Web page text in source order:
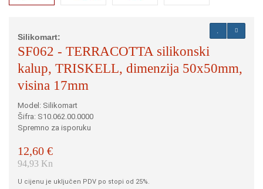
Silikomart:
SF062 - TERRACOTTA silikonski
kalup, TRISKELL, dimenzija 50x50mm,
visina 17mm
Model: Silikomart
Šifra: S10.062.00.0000
Spremno za isporuku
12,60 €
94,93 Kn
U cijenu je uključen PDV po stopi od 25%.